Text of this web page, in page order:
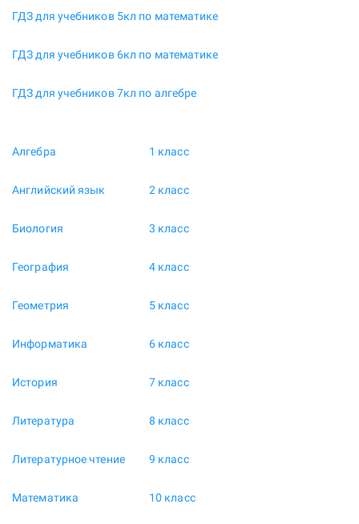
ГДЗ для учебников 5кл по математике
ГДЗ для учебников 6кл по математике
ГДЗ для учебников 7кл по алгебре
Алгебра
Английский язык
Биология
География
Геометрия
Информатика
История
Литература
Литературное чтение
Математика
1 класс
2 класс
3 класс
4 класс
5 класс
6 класс
7 класс
8 класс
9 класс
10 класс